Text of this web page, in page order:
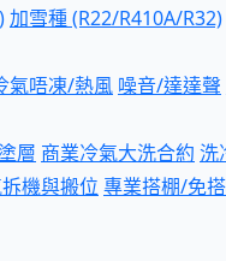
加雪種 (R22/R410A/R32)
氣唔凍/熱風 噪音/達達聲
層 商業冷氣大洗合約 洗
機與搬位 專業搭棚/免